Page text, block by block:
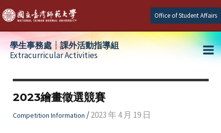
Skip
to
content
Office of Student Affairs
學生事務處┆課外活動指導組
Extracurricular Activities
2023繪畫徵選競賽
Competition Information /2023 年 4 月 19 日